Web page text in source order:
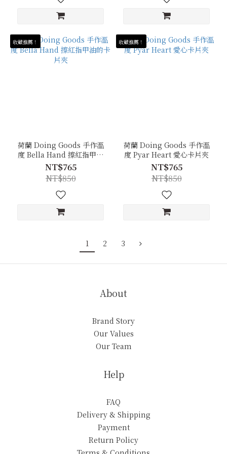
收藏推薦！
荷蘭 Doing Goods 手作溫
度 Bella Hand 擦紅指甲油
的卡片夾
NT$765
NT$850
收藏推薦！
荷蘭 Doing Goods 手作溫
度 Pyar Heart 愛心卡片夾
NT$765
NT$850
1 2 3
About
Brand Story
Our Values
Our Team
Help
FAQ
Delivery & Shipping
Payment
Return Policy